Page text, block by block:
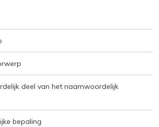
deel van het naamwoordelijk
bepaling